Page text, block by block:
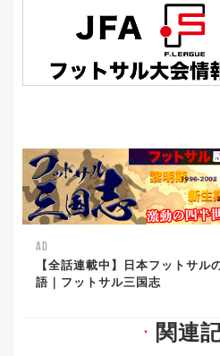
AD
【全話連載中】日本フットサル
語｜フットサル三国志
▼ 関連